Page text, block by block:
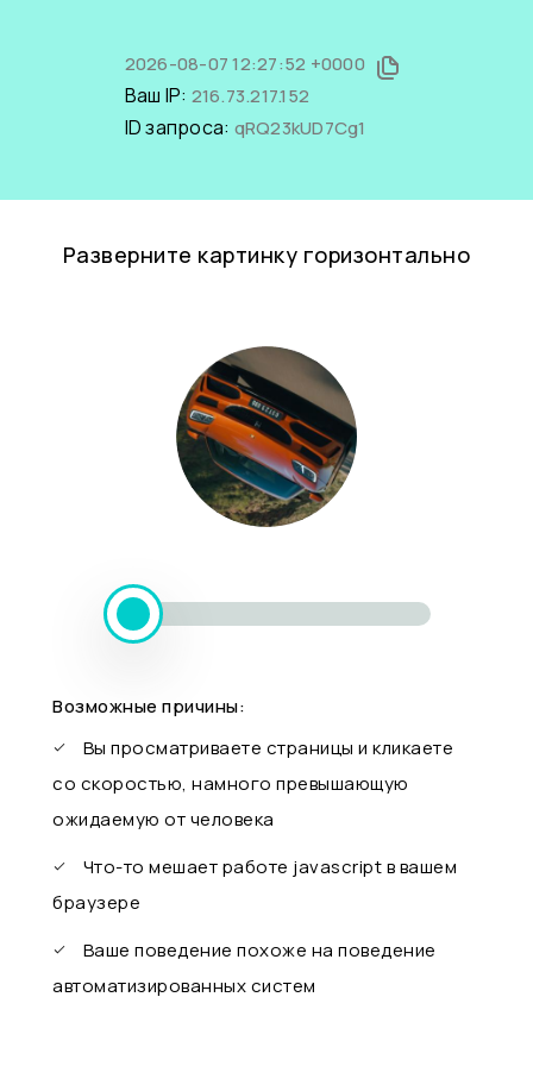
2026-08-07 12:27:52 +0000
Ваш IP: 216.73.217.152
ID запроса: qRQ23kUD7Cg1
Разверните картинку горизонтально
Возможные причины:
Вы просматриваете страницы и кликаете
со скоростью, намного превышающую
ожидаемую от человека
Что-то мешает работе javascript в вашем
браузере
Ваше поведение похоже на поведение
автоматизированных систем